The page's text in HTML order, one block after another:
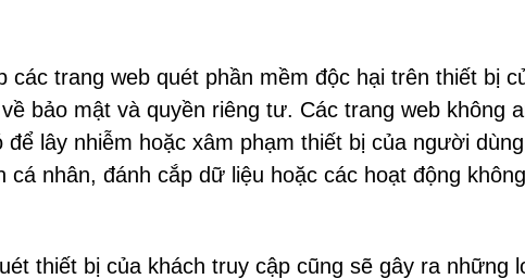
các trang web quét phần mềm độc hại trên thiết bị
bảo mật và quyền riêng tư. Các trang web không
lây nhiễm hoặc xâm phạm thiết bị của người
nhân, đánh cắp dữ liệu hoặc các hoạt động
thiết bị của khách truy cập cũng sẽ gây ra những